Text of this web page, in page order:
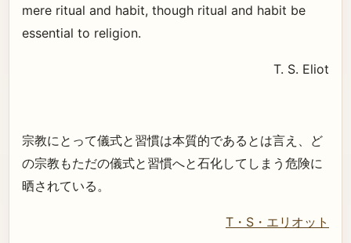
mere ritual and habit, though ritual and habit be
essential to religion.
T. S. Eliot
宗教にとって儀式と習慣は本質的であるとは言え、ど
の宗教もただの儀式と習慣へと石化してしまう危険に
晒されている。
T・S・エリオット